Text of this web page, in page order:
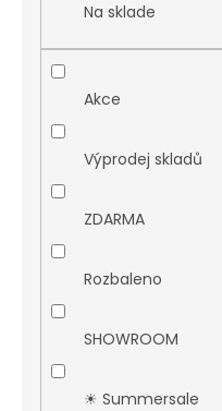
Na sklade
Akce
Výprodej skladů
ZDARMA
Rozbaleno
SHOWROOM
☀︎ Summersale